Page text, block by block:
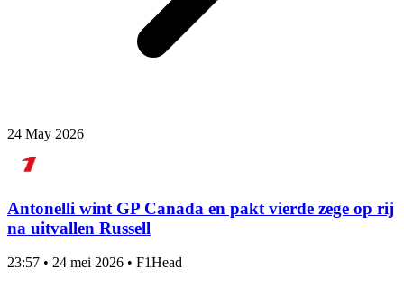
24 May 2026
Antonelli wint GP Canada en pakt vierde zege op rij
na uitvallen Russell
23:57 • 24 mei 2026 • F1Head